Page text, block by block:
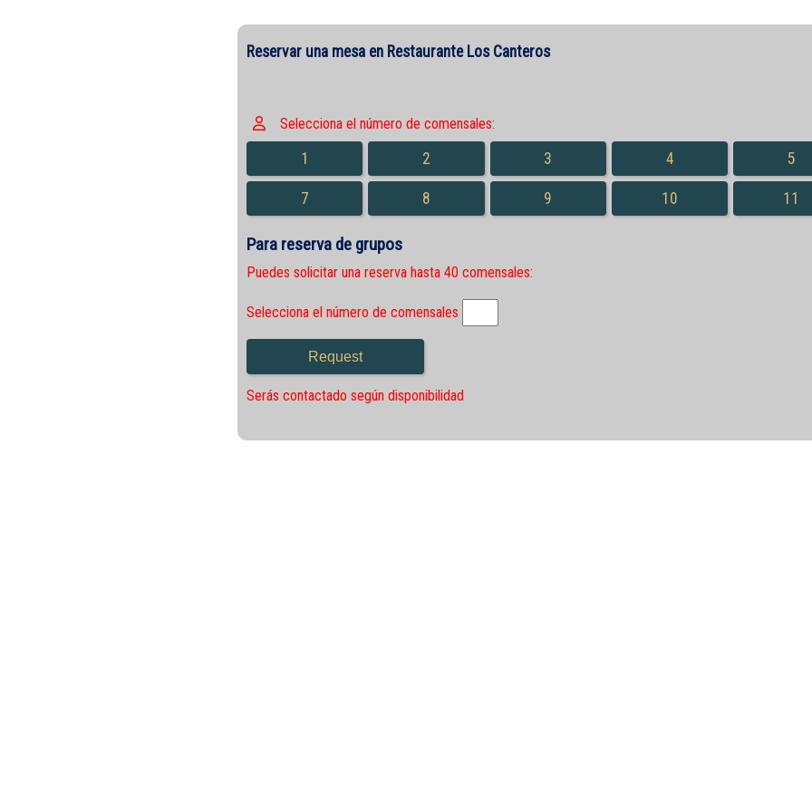
Reservar una mesa en Restaurante Los Canteros
Selecciona el número de comensales:
1 2 3 4 5
7 8 9 10 11
Para reserva de grupos
Puedes solicitar una reserva hasta 40 comensales:
Selecciona el número de comensales
Serás contactado según disponibilidad